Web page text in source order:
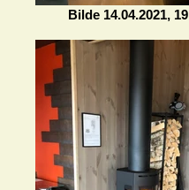
Bilde 14.04.2021,